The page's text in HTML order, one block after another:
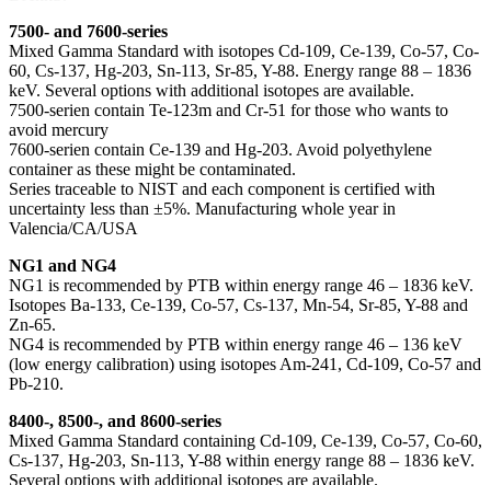
7500- and 7600-series
Mixed Gamma Standard with isotopes Cd-109, Ce-139, Co-57, Co-
60, Cs-137, Hg-203, Sn-113, Sr-85, Y-88. Energy range 88 – 1836
keV. Several options with additional isotopes are available.
7500-serien contain Te-123m and Cr-51 for those who wants to
avoid mercury
7600-serien contain Ce-139 and Hg-203. Avoid polyethylene
container as these might be contaminated.
Series traceable to NIST and each component is certified with
uncertainty less than ±5%. Manufacturing whole year in
Valencia/CA/USA
NG1 and NG4
NG1 is recommended by PTB within energy range 46 – 1836 keV.
Isotopes Ba-133, Ce-139, Co-57, Cs-137, Mn-54, Sr-85, Y-88 and
Zn-65.
NG4 is recommended by PTB within energy range 46 – 136 keV
(low energy calibration) using isotopes Am-241, Cd-109, Co-57 and
Pb-210.
8400-, 8500-, and 8600-series
Mixed Gamma Standard containing Cd-109, Ce-139, Co-57, Co-60,
Cs-137, Hg-203, Sn-113, Y-88 within energy range 88 – 1836 keV.
Several options with additional isotopes are available.